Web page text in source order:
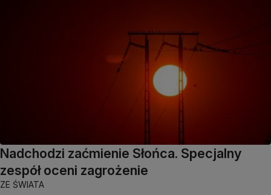
Nadchodzi zaćmienie Słońca. Specjalny
zespół oceni zagrożenie
ZE ŚWIATA